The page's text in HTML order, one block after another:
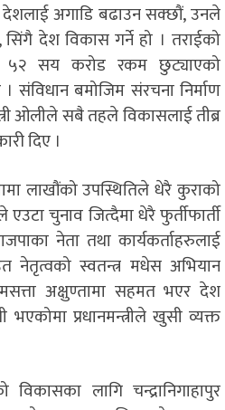
अगाडि बढाउन सक्छौं, उनले
सिंगै देश विकास गर्ने हो । तराईको
सय करोड रकम छुट्याएको
। संविधान बमोजिम संरचना निर्माण
ओलीले सबै तहले विकासलाई तीब्र
दिए ।
लाखौंको उपस्थितिले धेरै कुराको
चुनाव जित्दैमा धेरै फुर्तीफार्ती
नेता तथा कार्यकर्ताहरुलाई
नेतृत्वको स्वतन्त्र मधेस अभियान
अक्षुण्तामा सहमत भएर देश
भएकोमा प्रधानमन्त्रीले खुसी व्यक्त
लागि चन्द्रानिगाहापुर